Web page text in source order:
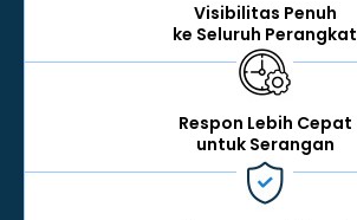
Visibilitas Penuh
ke Seluruh Perangkat
Respon Lebih Cepat
untuk Serangan